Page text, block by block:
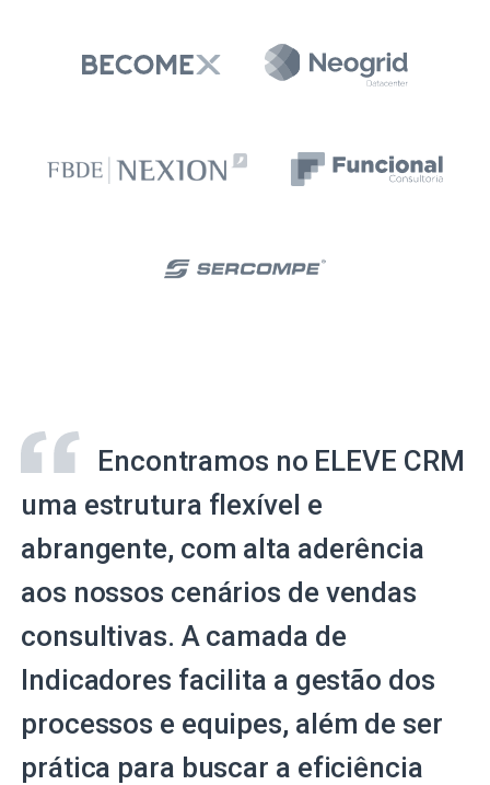
Encontramos no ELEVE CRM
uma estrutura flexível e
abrangente, com alta aderência
aos nossos cenários de vendas
consultivas. A camada de
Indicadores facilita a gestão dos
processos e equipes, além de ser
prática para buscar a eficiência